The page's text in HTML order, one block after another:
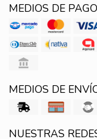
MEDIOS DE PAGO
MEDIOS DE
NUESTRAS